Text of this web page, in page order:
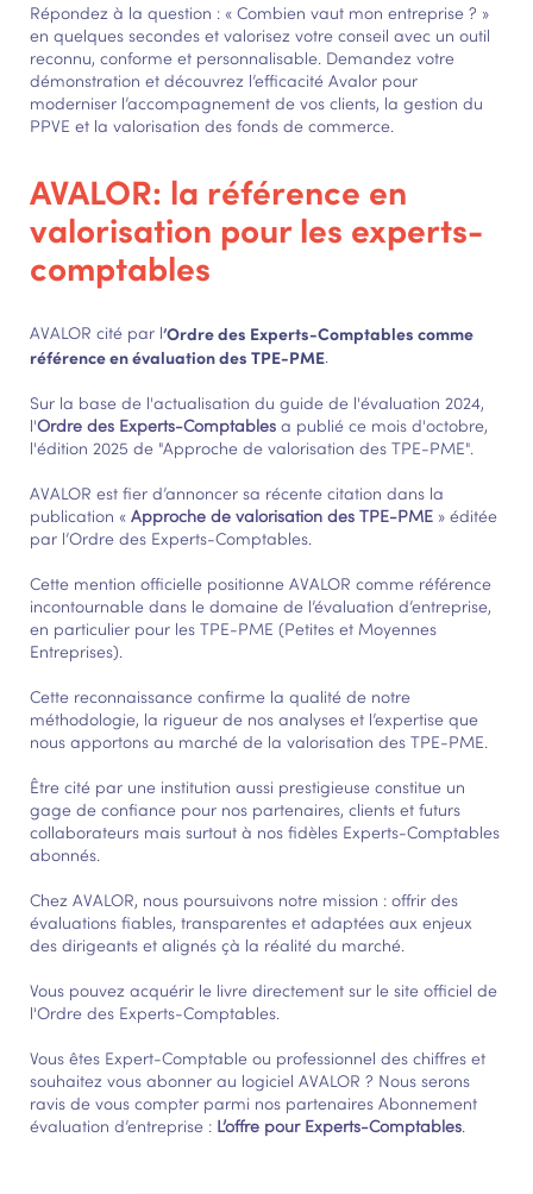
Répondez à la question : « Combien vaut mon entreprise ? »
en quelques secondes et valorisez votre conseil avec un outil
reconnu, conforme et personnalisable. Demandez votre
démonstration et découvrez l’efficacité Avalor pour
moderniser l’accompagnement de vos clients, la gestion du
PPVE et la valorisation des fonds de commerce.
AVALOR: la référence en
valorisation pour les experts-
comptables
AVALOR cité par l’Ordre des Experts-Comptables comme
référence en évaluation des TPE-PME.
Sur la base de l'actualisation du guide de l'évaluation 2024,
l'Ordre des Experts-Comptables a publié ce mois d'octobre,
l'édition 2025 de "Approche de valorisation des TPE-PME".
AVALOR est fier d’annoncer sa récente citation dans la
publication « Approche de valorisation des TPE-PME » éditée
par l’Ordre des Experts-Comptables.
Cette mention officielle positionne AVALOR comme référence
incontournable dans le domaine de l’évaluation d’entreprise,
en particulier pour les TPE-PME (Petites et Moyennes
Entreprises).
Cette reconnaissance confirme la qualité de notre
méthodologie, la rigueur de nos analyses et l’expertise que
nous apportons au marché de la valorisation des TPE-PME.
Être cité par une institution aussi prestigieuse constitue un
gage de confiance pour nos partenaires, clients et futurs
collaborateurs mais surtout à nos fidèles Experts-Comptables
abonnés.
Chez AVALOR, nous poursuivons notre mission : offrir des
évaluations fiables, transparentes et adaptées aux enjeux
des dirigeants et alignés çà la réalité du marché.
Vous pouvez acquérir le livre directement sur le site officiel de
l'Ordre des Experts-Comptables.
Vous êtes Expert-Comptable ou professionnel des chiffres et
souhaitez vous abonner au logiciel AVALOR ? Nous serons
ravis de vous compter parmi nos partenaires Abonnement
évaluation d’entreprise : L’offre pour Experts-Comptables.